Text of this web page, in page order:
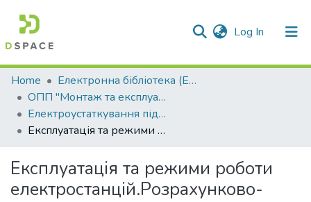
Log In (current)
Communities & Collections
All of DSpace
Statistics
Home
Електронна бібліотека (E-Book)
ОПП "Монтаж та експлуатація електроустаткування підприємств та цивільних споруд"
Електроустаткування підприємств і цивільних споруд
Експлуатація та режими роботи електростанцій.Розрахунково- графічна робота: навчальний посібник
Експлуатація та режими роботи
електростанцій.Розрахунково-